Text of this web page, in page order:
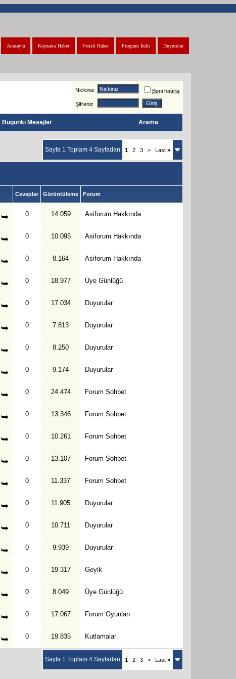
Duyurular
Program İndir
Ferizli Haber
Kaynarca Haber
Anasayfa
Nickiniz Beni hatırla
Şifreniz
Bugünki Mesajlar Arama
Sayfa 1 Toplam 4 Sayfadan 1 2 3 > Last »
Cevaplar Görüntüleme Forum
0 14.059 Asiforum Hakkında
0 10.095 Asiforum Hakkında
0 8.164 Asiforum Hakkında
0 18.977 Üye Günlüğü
0 17.034 Duyurular
0 7.813 Duyurular
0 8.250 Duyurular
0 9.174 Duyurular
0 24.474 Forum Sohbet
0 13.346 Forum Sohbet
0 10.261 Forum Sohbet
0 13.107 Forum Sohbet
0 11.337 Forum Sohbet
0 11.905 Duyurular
0 10.711 Duyurular
0 9.939 Duyurular
0 19.317 Geyik
0 8.049 Üye Günlüğü
0 17.067 Forum Oyunları
0 19.835 Kutlamalar
Sayfa 1 Toplam 4 Sayfadan 1 2 3 > Last »